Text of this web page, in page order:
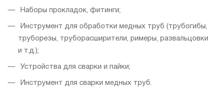
Наборы прокладок, фитинги;
Инструмент для обработки медных труб (трубогибы,
труборезы, труборасширители, римеры, развальцовки
и т.д.);
Устройства для сварки и пайки;
Инструмент для сварки медных труб.